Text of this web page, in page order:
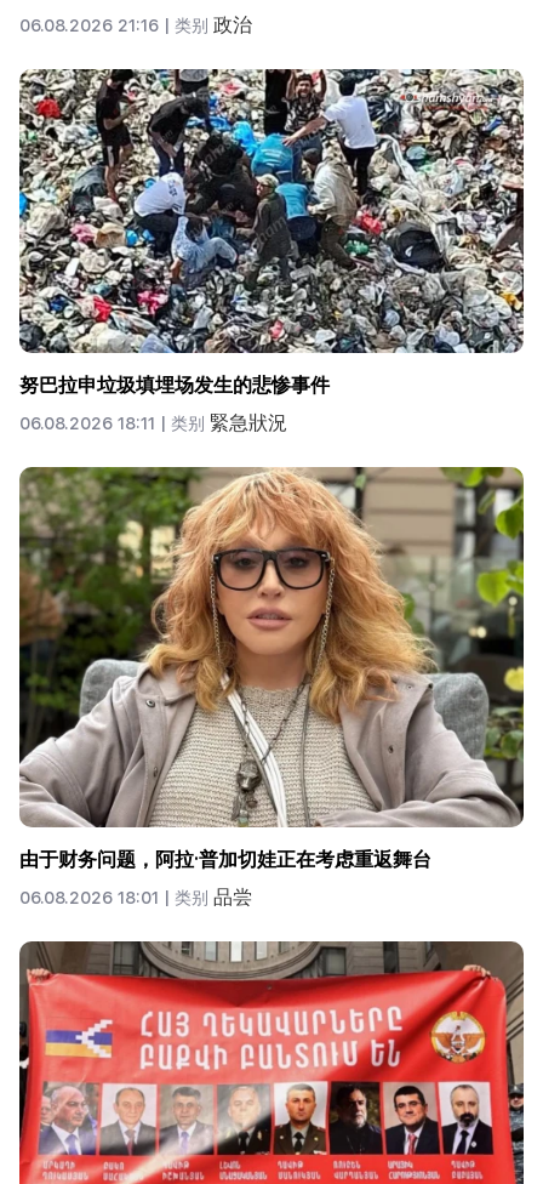
06.08.2026 21:16 | 类别 政治
努巴拉申垃圾填埋场发生的悲惨事件
06.08.2026 18:11 | 类别 緊急狀況
由于财务问题，阿拉·普加切娃正在考虑重返舞台
06.08.2026 18:01 | 类别 品尝